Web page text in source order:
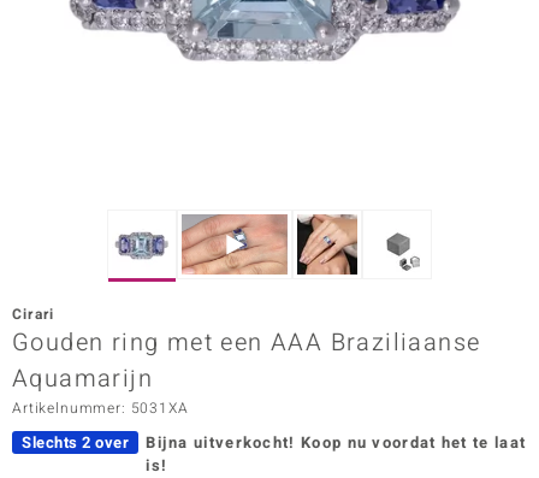
Vogue
Cirari
Gouden ring met een AAA Braziliaanse
Aquamarijn
Artikelnummer: 5031XA
Slechts 2 over Bijna uitverkocht! Koop nu voordat het te laat
is!